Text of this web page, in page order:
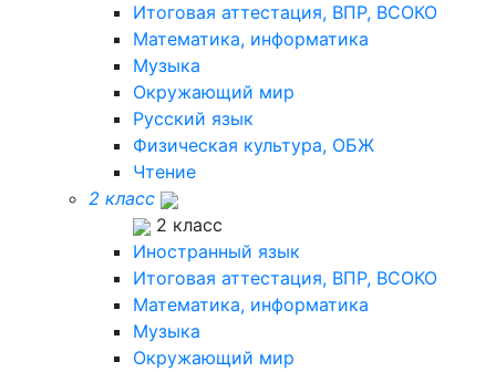
Итоговая аттестация, ВПР, ВСОКО
Математика, информатика
Музыка
Окружающий мир
Русский язык
Физическая культура, ОБЖ
Чтение
2 класс
2 класс
Иностранный язык
Итоговая аттестация, ВПР, ВСОКО
Математика, информатика
Музыка
Окружающий мир